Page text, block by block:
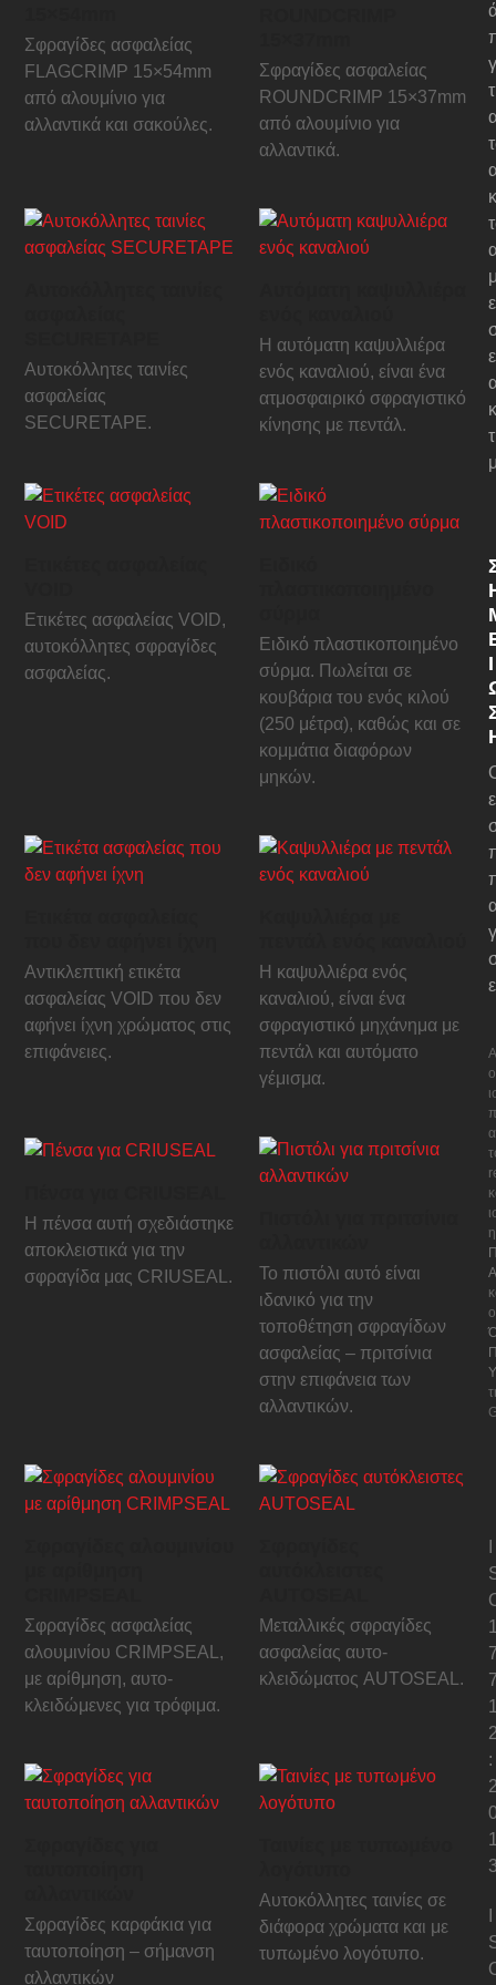
Σφραγίδες ασφαλείας
FLAGCRIMP 15×54mm
από αλουμίνιο για
αλλαντικά και σακούλες.
Σφραγίδες ασφαλείας
ROUNDCRIMP 15×37mm
από αλουμίνιο για
αλλαντικά.
Αυτοκόλλητες ταινίες
ασφαλείας
SECURETAPE.
Η αυτόματη καψυλλιέρα
ενός καναλιού, είναι ένα
ατμοσφαιρικό σφραγιστικό
κίνησης με πεντάλ.
Ετικέτες ασφαλείας VOID,
αυτοκόλλητες σφραγίδες
ασφαλείας.
Ειδικό πλαστικοποιημένο
σύρμα. Πωλείται σε
κουβάρια του ενός κιλού
(250 μέτρα), καθώς και σε
κομμάτια διαφόρων
μηκών.
Αντικλεπτική ετικέτα
ασφαλείας VOID που δεν
αφήνει ίχνη χρώματος στις
επιφάνειες.
Η καψυλλιέρα ενός
καναλιού, είναι ένα
σφραγιστικό μηχάνημα με
πεντάλ και αυτόματο
γέμισμα.
Η πένσα αυτή σχεδιάστηκε
αποκλειστικά για την
σφραγίδα μας CRIUSEAL.
Το πιστόλι αυτό είναι
ιδανικό για την
τοποθέτηση σφραγίδων
ασφαλείας – πριτσίνια
στην επιφάνεια των
αλλαντικών.
Σφραγίδες ασφαλείας
αλουμινίου CRIMPSEAL,
με αρίθμηση, αυτο-
κλειδώμενες για τρόφιμα.
Μεταλλικές σφραγίδες
ασφαλείας αυτο-
κλειδώματος AUTOSEAL.
Σφραγίδες καρφάκια για
ταυτοποίηση – σήμανση
αλλαντικών
Αυτοκόλλητες ταινίες σε
διάφορα χρώματα και με
τυπωμένο λογότυπο.
Ί
ο
η
: